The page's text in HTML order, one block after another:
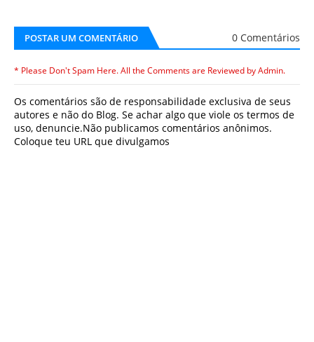
POSTAR UM COMENTÁRIO 0 Comentários
* Please Don't Spam Here. All the Comments are Reviewed by Admin.
Os comentários são de responsabilidade exclusiva de seus
autores e não do Blog. Se achar algo que viole os termos de
uso, denuncie.Não publicamos comentários anônimos.
Coloque teu URL que divulgamos